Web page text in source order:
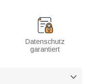
Datenschutz
garantiert
